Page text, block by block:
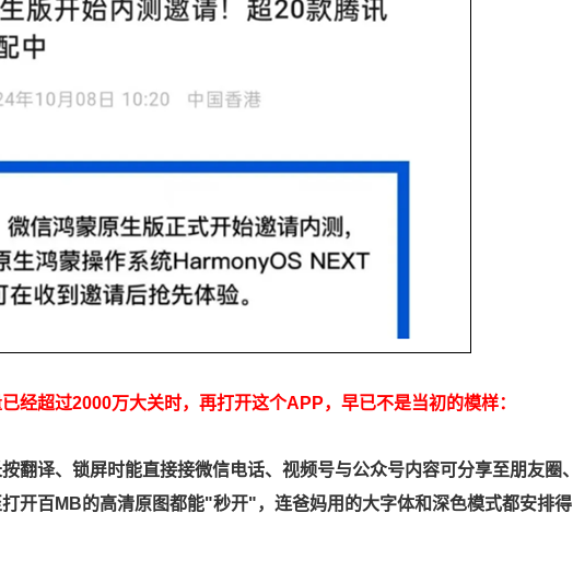
经超过2000万大关时，再打开这个APP，早已不是当初的模样：
翻译、锁屏时能直接接微信电话、视频号与公众号内容可分享至朋友圈、
开百MB的高清原图都能"秒开"，连爸妈用的大字体和深色模式都安排得